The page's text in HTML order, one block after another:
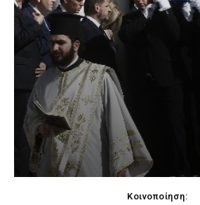
Κοινοποίηση: